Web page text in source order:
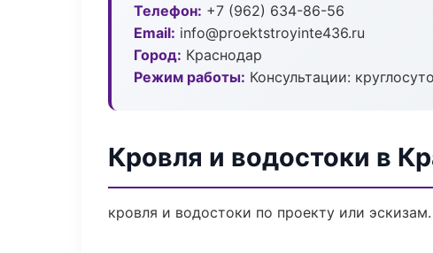
Телефон: +7 (962) 634-86-56
Email: info@proektstroyinte436.ru
Город: Краснодар
Режим работы: Консультации:
Кровля и водостоки в
кровля и водостоки по проекту или